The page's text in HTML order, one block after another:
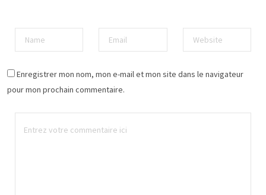
Enregistrer mon nom, mon e-mail et mon site dans le navigateur
pour mon prochain commentaire.